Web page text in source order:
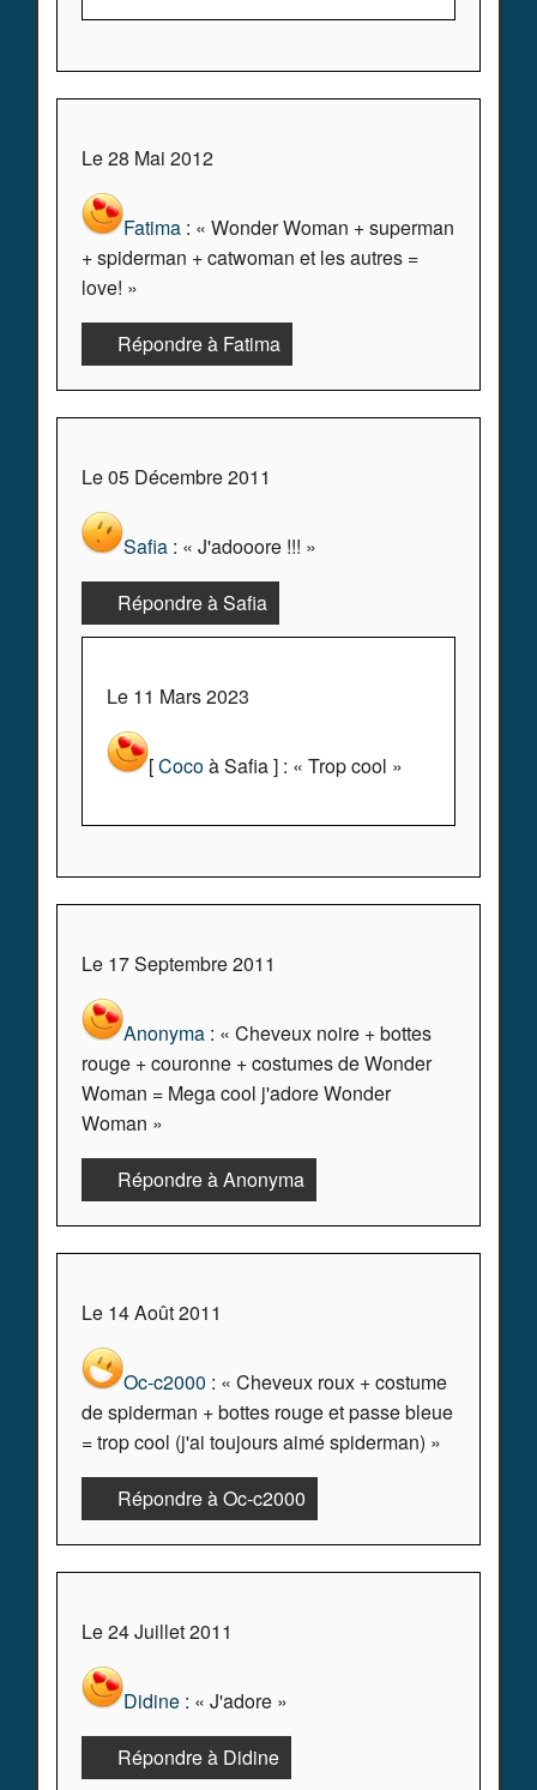
Le 28 Mai 2012
Fatima : « Wonder Woman + superman
+ spiderman + catwoman et les autres =
love! »
Répondre à Fatima
Le 05 Décembre 2011
Safia : « J'adooore !!! »
Répondre à Safia
Le 11 Mars 2023
[Cocoà Safia ] : « Trop cool »
Le 17 Septembre 2011
Anonyma : « Cheveux noire + bottes
rouge + couronne + costumes de Wonder
Woman = Mega cool j'adore Wonder
Woman »
Répondre à Anonyma
Le 14 Août 2011
Oc-c2000 : « Cheveux roux + costume
de spiderman + bottes rouge et passe bleue
= trop cool (j'ai toujours aimé spiderman) »
Répondre à Oc-c2000
Le 24 Juillet 2011
Didine : « J'adore »
Répondre à Didine